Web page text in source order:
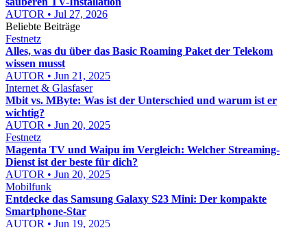
AUTOR • Jul 27, 2026
Beliebte Beiträge
Festnetz
Alles, was du über das Basic Roaming Paket der Telekom
wissen musst
AUTOR • Jun 21, 2025
Internet & Glasfaser
Mbit vs. MByte: Was ist der Unterschied und warum ist er
wichtig?
AUTOR • Jun 20, 2025
Festnetz
Magenta TV und Waipu im Vergleich: Welcher Streaming-
Dienst ist der beste für dich?
AUTOR • Jun 20, 2025
Mobilfunk
Entdecke das Samsung Galaxy S23 Mini: Der kompakte
Smartphone-Star
AUTOR • Jun 19, 2025